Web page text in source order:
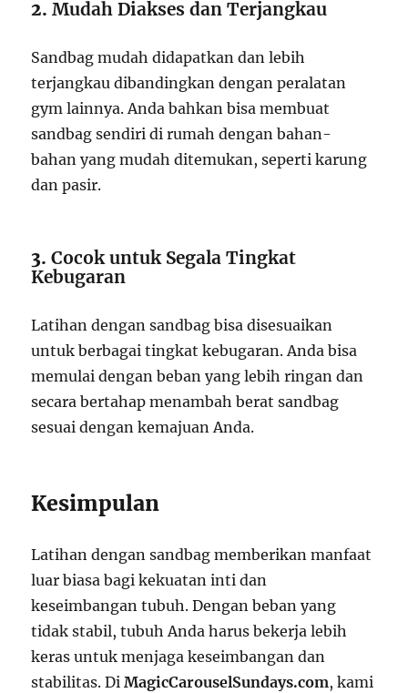
2.Mudah Diakses dan Terjangkau
Sandbag mudah didapatkan dan lebih
terjangkau dibandingkan dengan peralatan
gym lainnya. Anda bahkan bisa membuat
sandbag sendiri di rumah dengan bahan-
bahan yang mudah ditemukan, seperti karung
dan pasir.
3.Cocok untuk Segala Tingkat
Kebugaran
Latihan dengan sandbag bisa disesuaikan
untuk berbagai tingkat kebugaran. Anda bisa
memulai dengan beban yang lebih ringan dan
secara bertahap menambah berat sandbag
sesuai dengan kemajuan Anda.
Kesimpulan
Latihan dengan sandbag memberikan manfaat
luar biasa bagi kekuatan inti dan
keseimbangan tubuh. Dengan beban yang
tidak stabil, tubuh Anda harus bekerja lebih
keras untuk menjaga keseimbangan dan
stabilitas. DiMagicCarouselSundays.com, kami